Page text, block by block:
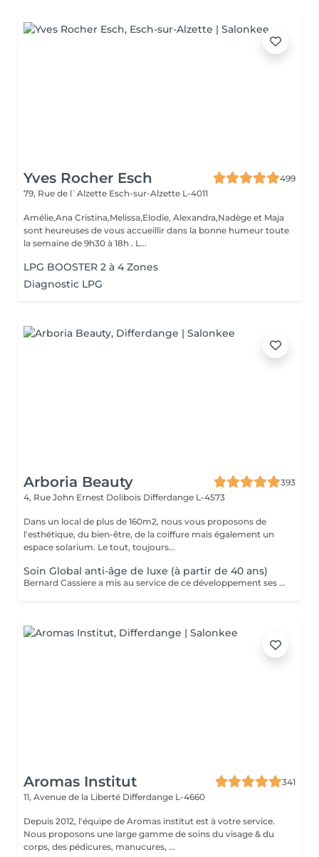
Yves Rocher Esch
499
79, Rue de l`Alzette Esch-sur-Alzette L-4011
Amélie,Ana Cristina,Melissa,Elodie, Alexandra,Nadège et Maja
sont heureuses de vous accueillir dans la bonne humeur toute
la semaine de 9h30 à 18h . L...
LPG BOOSTER 2 à 4 Zones
Diagnostic LPG
Arboria Beauty
393
4, Rue John Ernest Dolibois Differdange L-4573
Dans un local de plus de 160m2, nous vous proposons de
l'esthétique, du bien-être, de la coiffure mais également un
espace solarium. Le tout, toujours...
Soin Global anti-âge de luxe (à partir de 40 ans)
Bernard Cassiere a mis au service de ce développement ses formulateurs les plus expérimentés, sélectionnant avec le plus grand soin les ingrédients les plus précieux et les plus efficaces... Élaboré avec soin comme un bijou pour améliorer la qualité et l'éclat de votre teint. Action: Dynamiser le renouvellement cellulaire. Rétablir l'élasticité et resynchroniser le processus de mélanisation. Nourrir pour redensifier les tissus.
Aromas Institut
341
11, Avenue de la Liberté Differdange L-4660
Depuis 2012, l'équipe de Aromas institut est à votre service.
Nous proposons une large gamme de soins du visage & du
corps, des pédicures, manucures, ...